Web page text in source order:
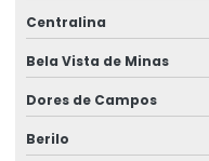
Centralina
Bela Vista de Minas
Dores de Campos
Berilo